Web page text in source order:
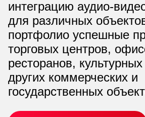
интеграцию аудио-
для различных
портфолио успешные
торговых центров,
ресторанов,
других коммерческих и
государственных